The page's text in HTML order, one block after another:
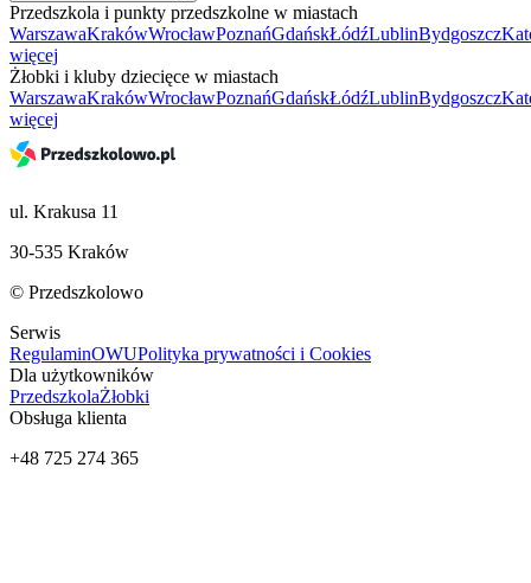
Przedszkola i punkty przedszkolne w miastach
WarszawaKrakówWrocławPoznańGdańskŁódźLublinBydgoszcz
więcej
Żłobki i kluby dziecięce w miastach
WarszawaKrakówWrocławPoznańGdańskŁódźLublinBydgoszcz
więcej
ul. Krakusa 11
30-535 Kraków
© Przedszkolowo
Serwis
RegulaminOWUPolityka prywatności i Cookies
Dla użytkowników
PrzedszkolaŻłobki
Obsługa klienta
+48 725 274 365